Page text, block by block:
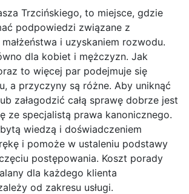
Trzcińskiego, to miejsce, gdzie
podpowiedzi związane z
i uzyskaniem rozwodu.
dla kobiet i mężczyzn. Jak
to więcej par podejmuje się
a przyczyny są różne. Aby uniknąć
załagodzić całą sprawę dobrze jest
ze specjalistą prawa kanonicznego.
wiedzą i doświadczeniem
i pomoże w ustaleniu podstawy
postępowania. Koszt porady
dla każdego klienta
od zakresu usługi.